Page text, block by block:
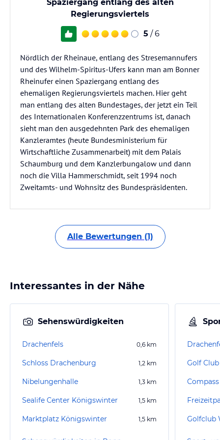
Spaziergang entlang des alten
Regierungsviertels
5 / 6
Nördlich der Rheinaue, entlang des Stresemannufers
und des Wilhelm-Spiritus-Ufers kann man am Bonner
Rheinufer einen Spaziergang entlang des
ehemaligen Regierungsviertels machen. Hier geht
man entlang des alten Bundestages, der jetzt ein Teil
des Internationalen Konferenzzentrums ist, danach
sieht man den ausgedehnten Park des ehemaligen
Kanzleramtes (heute Bundesministerium für
Wirtschaftliche Zusammenarbeit) mit dem Palais
Schaumburg und dem Kanzlerbungalow und dann
noch die Villa Hammerschmidt, seit 1994 noch
Zweitamts- und Wohnsitz des Bundespräsidenten.
Alle Bewertungen (1)
Interessantes in der Nähe
Sehenswürdigkeiten
Drachenfels 0,6 km
Schloss Drachenburg 1,2 km
Nibelungenhalle 1,3 km
Sealife Center Königswinter 1,5 km
Marktplatz Königswinter 1,5 km Golfclub